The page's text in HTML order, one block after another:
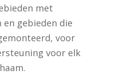
met
en gebieden die
voor
voor elk